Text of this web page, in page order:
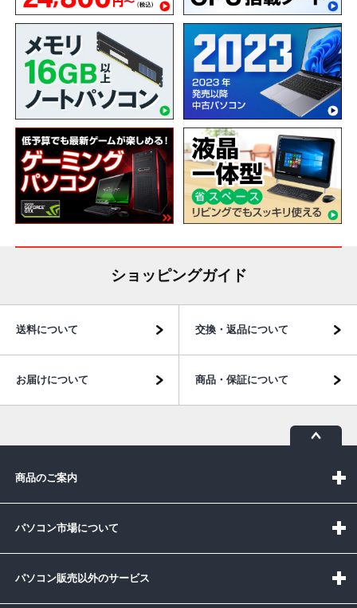
ショッピングガイド
送料について 交換・返品について
お届けについて 商品・保証について
商品のご案内
パソコン市場について
パソコン販売以外のサービス